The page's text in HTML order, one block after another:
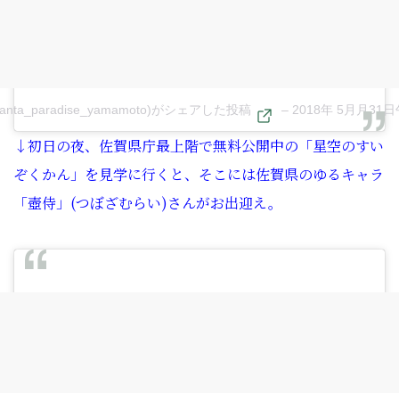
がシェアした投稿 – 2018年 5月月31
↓初日の夜、佐賀県庁最上階で無料公開中の「星空のすい
ぞくかん」を見学に行くと、そこには佐賀県のゆるキャラ
「壺侍」(つぼざむらい)さんがお出迎え。